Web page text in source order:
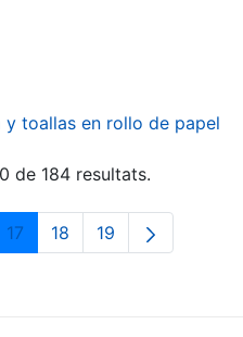
toallas en rollo de papel
de 184 resultats.
Utilitzeu TAB per
Pàgina
17 Pàgina
18 Pàgina
19